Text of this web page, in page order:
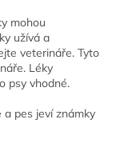
mohou
užívá a
veterináře. Tyto
Léky
psy vhodné.
a pes jeví známky